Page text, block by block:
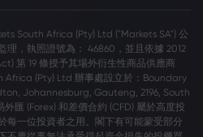
South Africa (Pty) Ltd ("Markets SA") 公
理，執照證號為： 46860，並且依據 2012
第 19 條授予其場外衍生性商品供應商
Africa (Pty) Ltd 辦事處設立於：Boundary
Johannesburg, Gauteng, 2196, South
匯 (Forex) 和差價合約 (CFD) 屬於高度投
每一位投資者之用。閣下有可能蒙受部分